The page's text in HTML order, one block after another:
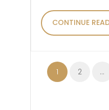
CONTINUE
1 2 …